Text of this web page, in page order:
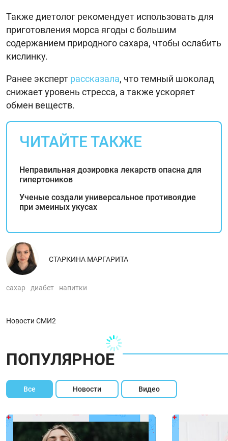
Также диетолог рекомендует использовать для
приготовления морса ягоды с большим
содержанием природного сахара, чтобы ослабить
кислинку.
Ранее эксперт рассказала, что темный шоколад
снижает уровень стресса, а также ускоряет
обмен веществ.
ЧИТАЙТЕ ТАКЖЕ
Неправильная дозировка лекарств опасна для
гипертоников
Ученые создали универсальное противоядие
при змеиных укусах
СТАРКИНА МАРГАРИТА
сахар диабет напитки
Новости СМИ2
ПОПУЛЯРНОЕ
Все Новости Видео